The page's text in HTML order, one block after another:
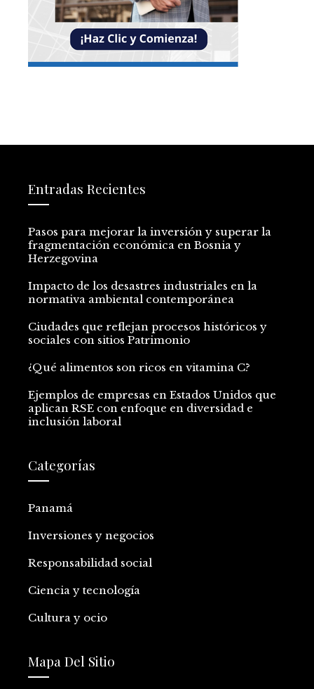
Entradas Recientes
Pasos para mejorar la inversión y superar la
fragmentación económica en Bosnia y
Herzegovina
Impacto de los desastres industriales en la
normativa ambiental contemporánea
Ciudades que reflejan procesos históricos y
sociales con sitios Patrimonio
¿Qué alimentos son ricos en vitamina C?
Ejemplos de empresas en Estados Unidos que
aplican RSE con enfoque en diversidad e
inclusión laboral
Categorías
Panamá
Inversiones y negocios
Responsabilidad social
Ciencia y tecnología
Cultura y ocio
Mapa Del Sitio